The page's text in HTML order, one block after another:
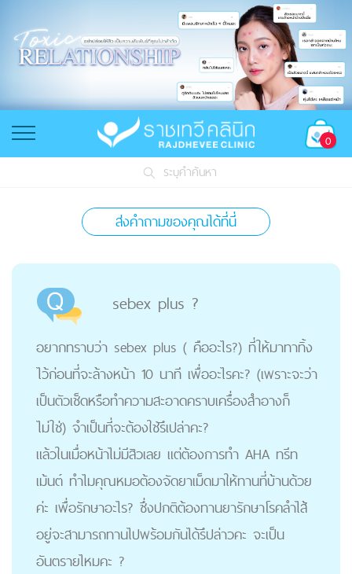
0
ระบุคำค้นหา
ส่งคำถามของคุณได้ที่นี่
sebex plus ?
อยากทราบว่า sebex plus ( คืออะไร?) ที่ให้มาทาทิ้ง
ไว้ก่อนที่จะล้างหน้า 10 นาที เพื่ออะไรคะ? (เพราะจะว่า
เป็นตัวเช็ดหรือทำความสะอาดคราบเครื่องสำอางก็
ไม่ใช่) จำเป็นที่จะต้องใช้รึเปล่าคะ?
แล้วในเมื่อหน้าไม่มีสิวเลย แต่ต้องการทำ AHA ทรีท
เม้นต์ ทำไมคุณหมอต้องจัดยาเม็ดมาให้ทานที่บ้านด้วย
ค่ะ เพื่อรักษาอะไร? ซึ่งปกติต้องทานยารักษาโรคลำไส้
อยู่จะสามารถทานไปพร้อมกันได้รึปล่าวคะ จะเป็น
อันตรายไหมคะ ?